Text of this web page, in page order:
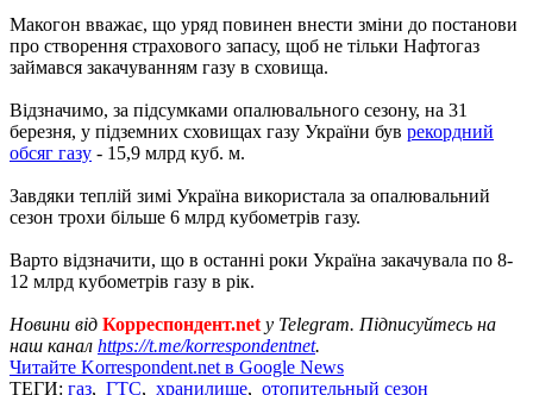
Макогон вважає, що уряд повинен внести зміни до постанови
про створення страхового запасу, щоб не тільки Нафтогаз
займався закачуванням газу в сховища.
Відзначимо, за підсумками опалювального сезону, на 31
березня, у підземних сховищах газу України був рекордний
обсяг газу - 15,9 млрд куб. м.
Завдяки теплій зимі Україна використала за опалювальний
сезон трохи більше 6 млрд кубометрів газу.
Варто відзначити, що в останні роки Україна закачувала по 8-
12 млрд кубометрів газу в рік.
Новини від Корреспондент.net у Telegram. Підписуйтесь на
наш канал https://t.me/korrespondentnet.
Читайте Korrespondent.net в Google News
ТЕГИ: газ, ГТС, хранилище, отопительный сезон